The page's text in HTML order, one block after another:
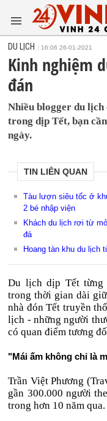
DU LỊCH 16:06 26-01-2021
Kinh nghiệm
đán
Nhiều blogger du lịch
trong dịp Tết, bạn
ngày.
TIN LIÊN QUAN
Tàu lượn siêu tốc ở
2 bé nhập viện
Khách du lịch rơi từ
đá
Hoang tàn khu du lịch
Du lịch dịp Tết từng
trong thời gian dài
nhà đón Tết truyền
lịch - những người
có quan điểm tương
"Mái ấm không chỉ là
Trần Việt Phương
gần 300.000 người
trong hơn 10 năm qua.